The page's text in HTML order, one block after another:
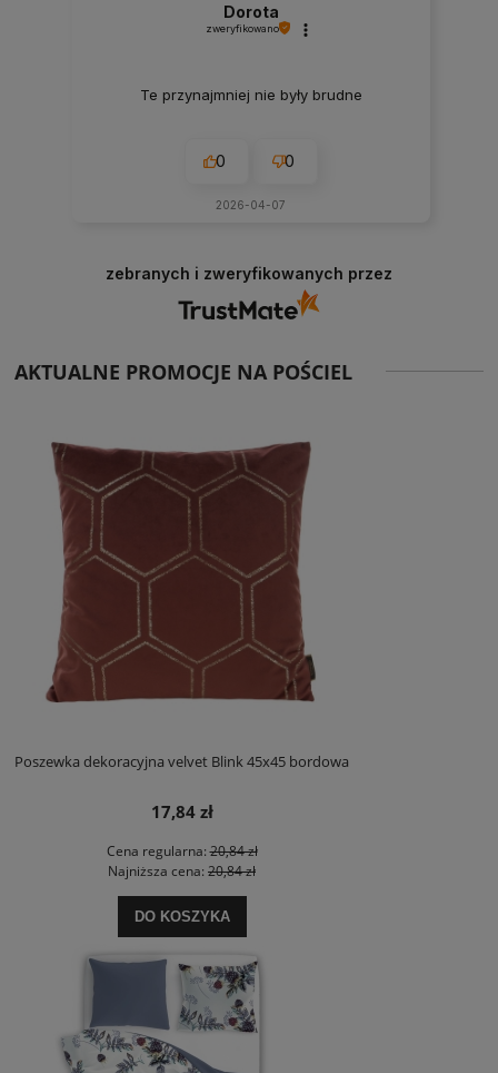
Dorota
zweryfikowano
Te przynajmniej nie były brudne
0 0
2026-04-07
zebranych i zweryfikowanych przez
AKTUALNE PROMOCJE NA POŚCIEL
Poszewka dekoracyjna velvet Blink 45x45 bordowa
17,84 zł
Cena regularna:20,84 zł
Najniższa cena: 20,84 zł
DO KOSZYKA